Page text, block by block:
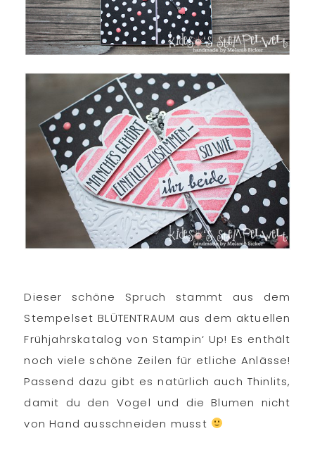
Dieser schöne Spruch stammt aus dem
Stempelset BLÜTENTRAUM aus dem aktuellen
Frühjahrskatalog von Stampin‘ Up! Es enthält
noch viele schöne Zeilen für etliche Anlässe!
Passend dazu gibt es natürlich auch Thinlits,
damit du den Vogel und die Blumen nicht
von Hand ausschneiden musst